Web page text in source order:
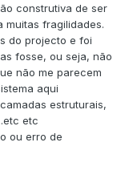
construtiva de ser
muitas fragilidades.
do projecto e foi
fosse, ou seja, não
não me parecem
aqui
estruturais,
etc
ou erro de